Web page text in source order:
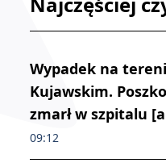
Wypadek na
Kujawskim.
zmarł w szpitalu
09:12